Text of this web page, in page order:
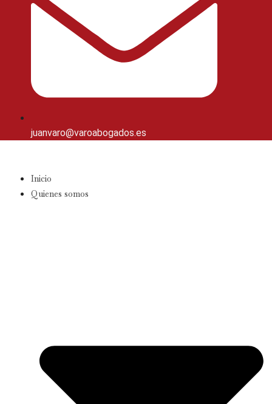
juanvaro@varoabogados.es
Inicio
Quienes somos